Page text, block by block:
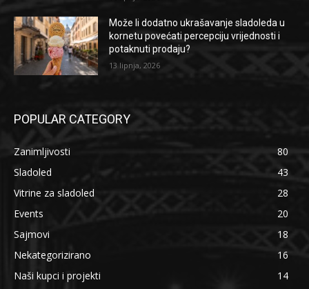
Može li dodatno ukrašavanje sladoleda u
kornetu povećati percepciju vrijednosti i
potaknuti prodaju?
13 lipnja, 2026
POPULAR CATEGORY
Zanimljivosti
80
Sladoled
43
Vitrine za sladoled
28
Events
20
Sajmovi
18
Nekategorizirano
16
Naši kupci i projekti
14